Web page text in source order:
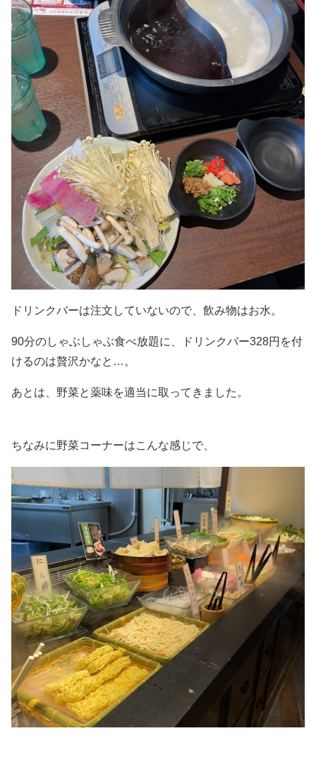
ドリンクバーは注文していないので、飲み物はお水。
90分のしゃぶしゃぶ食べ放題に、ドリンクバー328円を付
けるのは贅沢かなと…。
あとは、野菜と薬味を適当に取ってきました。
ちなみに野菜コーナーはこんな感じで、